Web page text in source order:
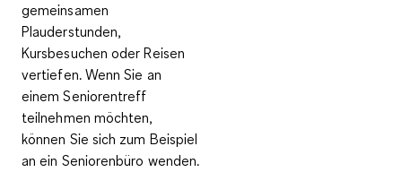
gemeinsamen
Plauderstunden,
Kursbesuchen oder Reisen
vertiefen. Wenn Sie an
einem Seniorentreff
teilnehmen möchten,
können Sie sich zum Beispiel
an ein Seniorenbüro wenden.